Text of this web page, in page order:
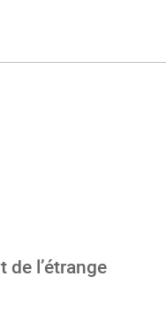
de l’étrange